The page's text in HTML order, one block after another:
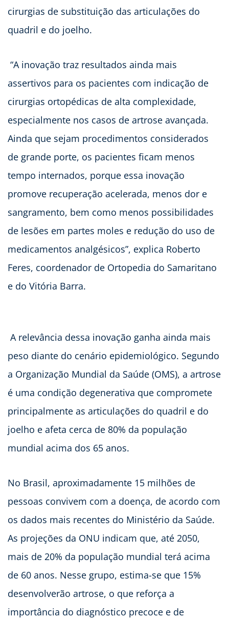
cirurgias de substituição das articulações do
quadril e do joelho.
“A inovação traz resultados ainda mais
assertivos para os pacientes com indicação de
cirurgias ortopédicas de alta complexidade,
especialmente nos casos de artrose avançada.
Ainda que sejam procedimentos considerados
de grande porte, os pacientes ficam menos
tempo internados, porque essa inovação
promove recuperação acelerada, menos dor e
sangramento, bem como menos possibilidades
de lesões em partes moles e redução do uso de
medicamentos analgésicos”, explica Roberto
Feres, coordenador de Ortopedia do Samaritano
e do Vitória Barra.
A relevância dessa inovação ganha ainda mais
peso diante do cenário epidemiológico. Segundo
a Organização Mundial da Saúde (OMS), a artrose
é uma condição degenerativa que compromete
principalmente as articulações do quadril e do
joelho e afeta cerca de 80% da população
mundial acima dos 65 anos.
No Brasil, aproximadamente 15 milhões de
pessoas convivem com a doença, de acordo com
os dados mais recentes do Ministério da Saúde.
As projeções da ONU indicam que, até 2050,
mais de 20% da população mundial terá acima
de 60 anos. Nesse grupo, estima-se que 15%
desenvolverão artrose, o que reforça a
importância do diagnóstico precoce e de